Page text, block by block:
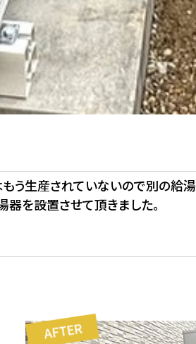
もう生産されていないので別の給
器を設置させて頂きました。